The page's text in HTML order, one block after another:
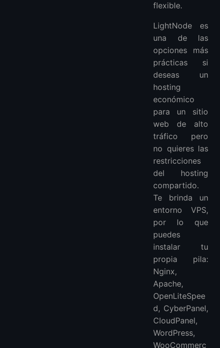
flexible.
LightNode es
una de las
opciones más
prácticas si
deseas un
hosting
económico
para un sitio
web de alto
tráfico pero
no quieres las
restricciones
del hosting
compartido.
Te brinda un
entorno VPS,
por lo que
puedes
instalar tu
propia pila:
Nginx,
Apache,
OpenLiteSpee
d, CyberPanel,
CloudPanel,
WordPress,
WooCommerc